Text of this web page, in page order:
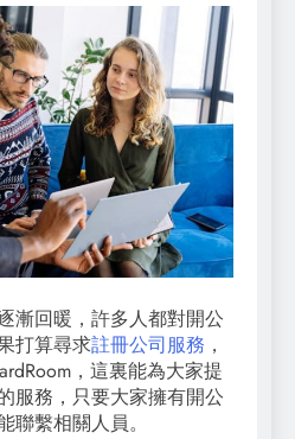
漸回暖，許多人都對開公
打算尋求註冊公司服務 ，
，這裏能為大家提
服務，只要大家擁有開公
聯繫相關人員。